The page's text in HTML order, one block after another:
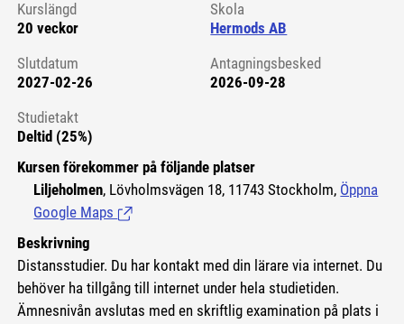
Kurslängd
20 veckor
Skola
Hermods AB
Slutdatum
2027-02-26
Antagningsbesked
2026-09-28
Studietakt
Deltid (25%)
Kursen förekommer på följande platser
Liljeholmen, Lövholmsvägen 18, 11743 Stockholm, Öppna
Google Maps (Länk till extern sida.)
Beskrivning
Distansstudier. Du har kontakt med din lärare via internet. Du
behöver ha tillgång till internet under hela studietiden.
Ämnesnivån avslutas med en skriftlig examination på plats i